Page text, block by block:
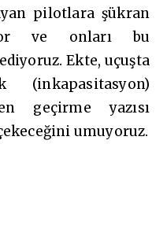
pilotlara şükran
ve onları bu
Ekte, uçuşta
geçirme yazısı
umuyoruz.